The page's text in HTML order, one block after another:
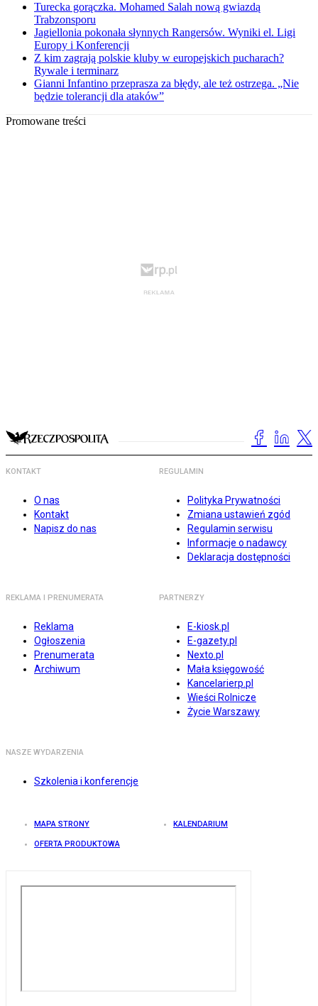
Turecka gorączka. Mohamed Salah nową gwiazdą
Trabzonsporu
Jagiellonia pokonała słynnych Rangersów. Wyniki el. Ligi
Europy i Konferencji
Z kim zagrają polskie kluby w europejskich pucharach?
Rywale i terminarz
Gianni Infantino przeprasza za błędy, ale też ostrzega. „Nie
będzie tolerancji dla ataków”
Promowane treści
KONTAKT
O nas
Kontakt
Napisz do nas
REGULAMIN
Polityka Prywatności
Zmiana ustawień zgód
Regulamin serwisu
Informacje o nadawcy
Deklaracja dostępności
REKLAMA I PRENUMERATA
Reklama
Ogłoszenia
Prenumerata
Archiwum
PARTNERZY
E-kiosk.pl
E-gazety.pl
Nexto.pl
Mała księgowość
Kancelarierp.pl
Wieści Rolnicze
Życie Warszawy
NASZE WYDARZENIA
Szkolenia i konferencje
MAPA STRONY KALENDARIUM
OFERTA PRODUKTOWA